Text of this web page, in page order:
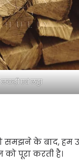
लकड़ी एवं लट्ठा
समझने के बाद, हम
पूरा करती है।